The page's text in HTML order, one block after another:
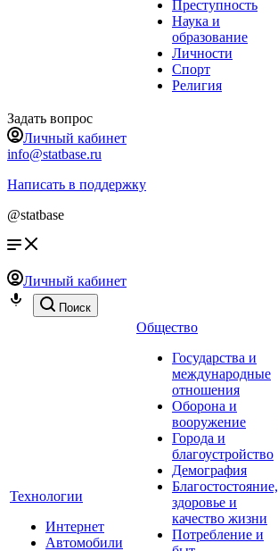
Преступность
Наука и
образование
Личности
Спорт
Религия
Задать вопрос
Личный кабинет
info@statbase.ru
Написать в поддержку
@statbase
Личный кабинет
Поиск
Технологии
Интернет
Автомобили
Общество
Государства и
международные
отношения
Оборона и
вооружение
Города и
благоустройство
Демография
Благостостояние,
здоровье и
качество жизни
Потребление и